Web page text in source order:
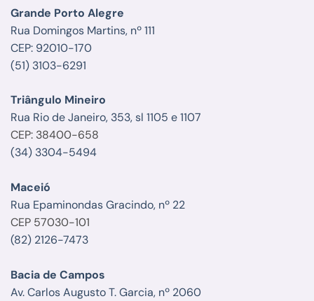
Grande Porto Alegre
Rua Domingos Martins, nº 111
CEP: 92010-170
(51) 3103-6291
Triângulo Mineiro
Rua Rio de Janeiro, 353, sl 1105 e 1107
CEP: 38400-658
(34) 3304-5494
Maceió
Rua Epaminondas Gracindo, nº 22
CEP 57030-101
(82) 2126-7473
Bacia de Campos
Av. Carlos Augusto T. Garcia, nº 2060